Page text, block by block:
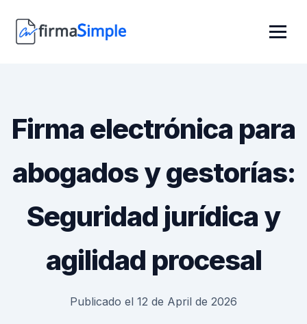
Firma electrónica para
abogados y gestorías:
Seguridad jurídica y
agilidad procesal
Publicado el 12 de April de 2026